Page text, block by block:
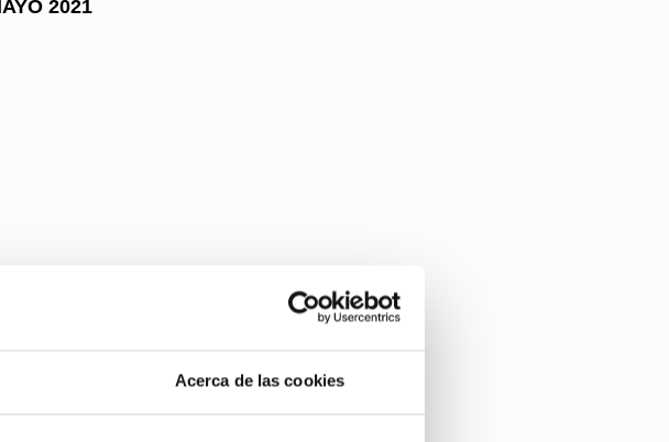
Acerca de las cookies
2021
mano todas las novedades del Congreso.